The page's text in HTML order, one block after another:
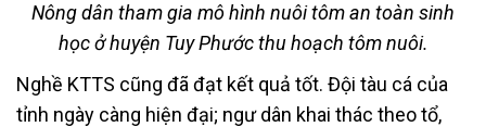
Nông dân tham gia mô hình nuôi tôm an toàn sinh
học ở huyện Tuy Phước thu hoạch tôm nuôi.
Nghề KTTS cũng đã đạt kết quả tốt. Đội tàu cá của
tỉnh ngày càng hiện đại; ngư dân khai thác theo tổ,